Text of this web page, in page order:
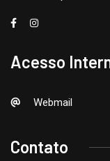
Acesso
Webmail
Contato